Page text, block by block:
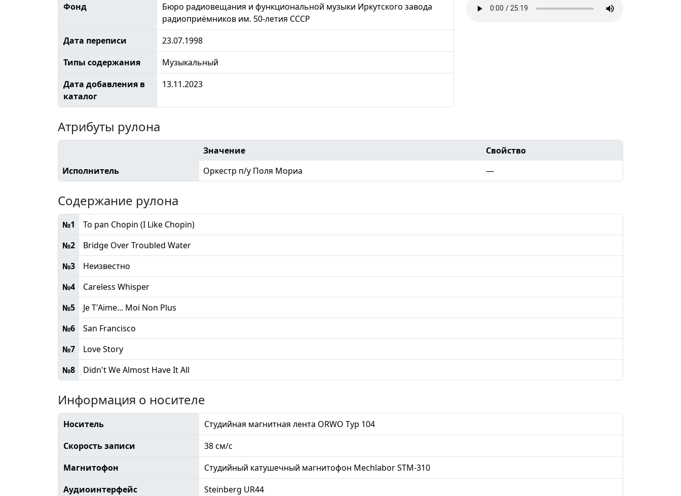
Фонд
Бюро радиовещания и функциональной музыки Иркутского завода
радиоприёмников им. 50-летия СССР
Дата переписи
23.07.1998
Типы содержания
Музыкальный
Дата добавления в
каталог
13.11.2023
Атрибуты рулона
Значение
Свойство
Исполнитель
Оркестр п/у Поля Мориа —
Содержание рулона
№1
To pan Chopin (I Like Chopin)
№2
Bridge Over Troubled Water
№3
Неизвестно
№4
Careless Whisper
№5
Je T'Aime... Moi Non Plus
№6
San Francisco
№7
Love Story
№8
Didn't We Almost Have It All
Информация о носителе
Носитель
Студийная магнитная лента ORWO Typ 104
Скорость записи
38 см/с
Магнитофон
Студийный катушечный магнитофон Mechlabor STM-310
Аудиоинтерфейс
Steinberg UR44